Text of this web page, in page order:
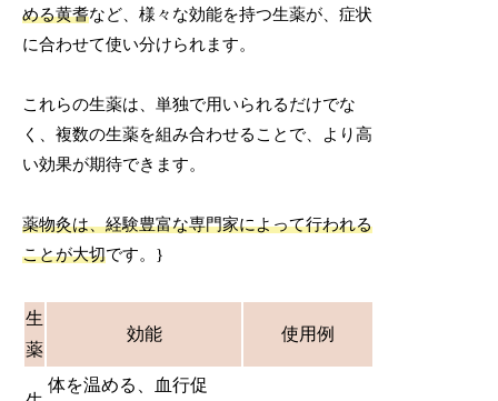
める黄耆など、様々な効能を持つ生薬が、症状
に合わせて使い分けられます。
これらの生薬は、単独で用いられるだけでな
く、複数の生薬を組み合わせることで、より高
い効果が期待できます。
薬物灸は、経験豊富な専門家によって行われる
ことが大切です。}
生
薬
効能 使用例
体を温める、血行促